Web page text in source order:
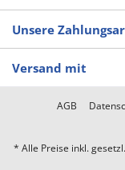
Unsere
Versand mit
AGB
* Alle Preise inkl.